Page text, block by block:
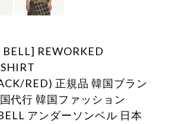
BELL] REWORKED
RED) 正規品 韓国ブラン
代行 韓国ファッション
アンダーソンベル 日本